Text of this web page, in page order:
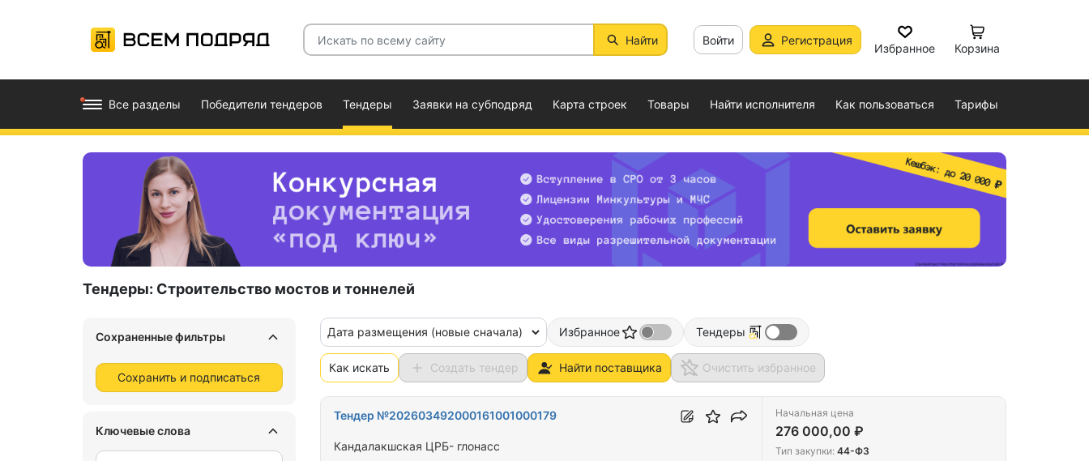
Найти Войти Регистрация
Избранное Корзина
Все разделы Победители тендеров Тендеры Заявки на субподряд Карта строек Товары Найти исполнителя Как пользоваться Тарифы
Тендеры: Строительство мостов и тоннелей
Сохраненные фильтры
Сохранить и подписаться
Ключевые слова
Дата размещения (новые сначала) Избранное Тендеры
Как искать Создать тендер Найти поставщика Очистить избранное
Тендер №202603492000161001000179
Кандалакшская ЦРБ- глонасс
Начальная цена
276 000,00 ₽
Тип закупки: 44-ФЗ